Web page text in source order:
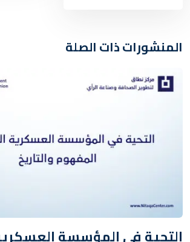
المنشورات ذات الصلة
التحية في المؤسسة